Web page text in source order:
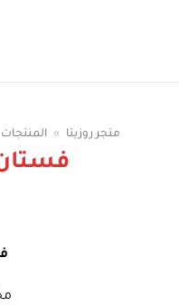
متجر روزيتا » المنتجات